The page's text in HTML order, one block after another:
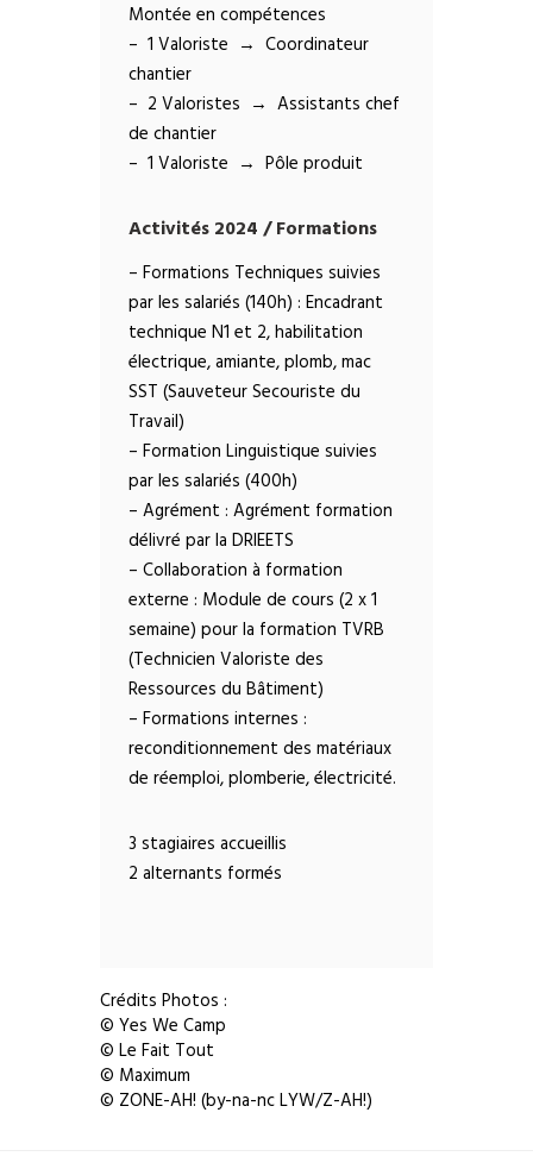
Montée en compétences
– 1 Valoriste → Coordinateur
chantier
– 2 Valoristes → Assistants chef
de chantier
– 1 Valoriste → Pôle produit
Activités 2024 / Formations
– Formations Techniques suivies
par les salariés (140h) : Encadrant
technique N1 et 2, habilitation
électrique, amiante, plomb, mac
SST (Sauveteur Secouriste du
Travail)
– Formation Linguistique suivies
par les salariés (400h)
– Agrément : Agrément formation
délivré par la DRIEETS
– Collaboration à formation
externe : Module de cours (2 x 1
semaine) pour la formation TVRB
(Technicien Valoriste des
Ressources du Bâtiment)
– Formations internes :
reconditionnement des matériaux
de réemploi, plomberie, électricité.
3 stagiaires accueillis
2 alternants formés
Crédits Photos :
© Yes We Camp
© Le Fait Tout
© Maximum
© ZONE-AH! (by-na-nc LYW/Z-AH!)